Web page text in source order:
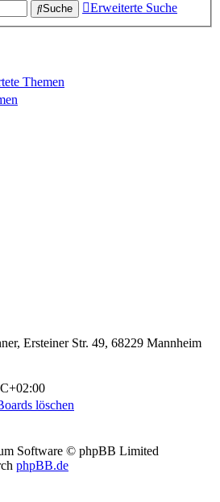
Suche Erweiterte Suche
Themen
Ersteiner Str. 49, 68229 Mannheim
löschen
Software © phpBB Limited
phpBB.de